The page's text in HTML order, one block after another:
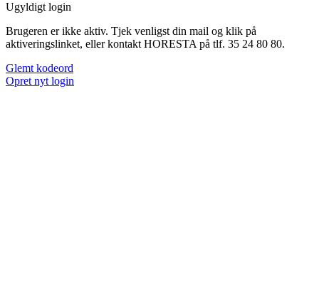
Ugyldigt login
Brugeren er ikke aktiv. Tjek venligst din mail og klik på
aktiveringslinket, eller kontakt HORESTA på tlf. 35 24 80 80.
Glemt kodeord
Opret nyt login